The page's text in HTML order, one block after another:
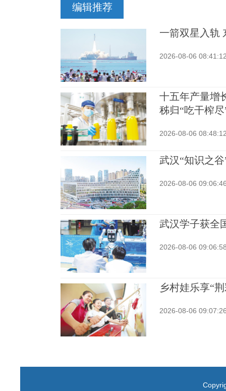
编辑推荐
一箭双星入轨
2026-08-06
十五年产量增
秭归“吃干榨
2026-08-06
武汉“知识之
2026-08-06
武汉学子获全
2026-08-06
乡村娃乐享“
2026-08-06